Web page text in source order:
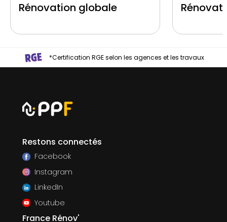
Rénovation globale
*Certification RGE selon les agences et les travaux
Restons connectés
Facebook
Instagram
LinkedIn
Youtube
France Rénov'